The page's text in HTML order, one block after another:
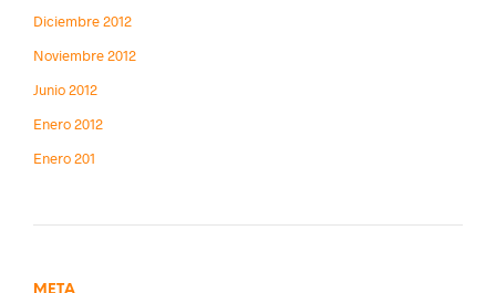
Diciembre 2012
Noviembre 2012
Junio 2012
Enero 2012
Enero 201
META